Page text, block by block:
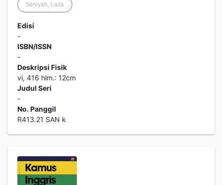
Saniyah, Laila
Edisi
-
ISBN/ISSN
-
Deskripsi Fisik
vi, 416 hlm.: 12cm
Judul Seri
-
No. Panggil
R413.21 SAN k